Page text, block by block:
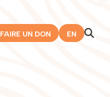
FAIRE UN DON EN